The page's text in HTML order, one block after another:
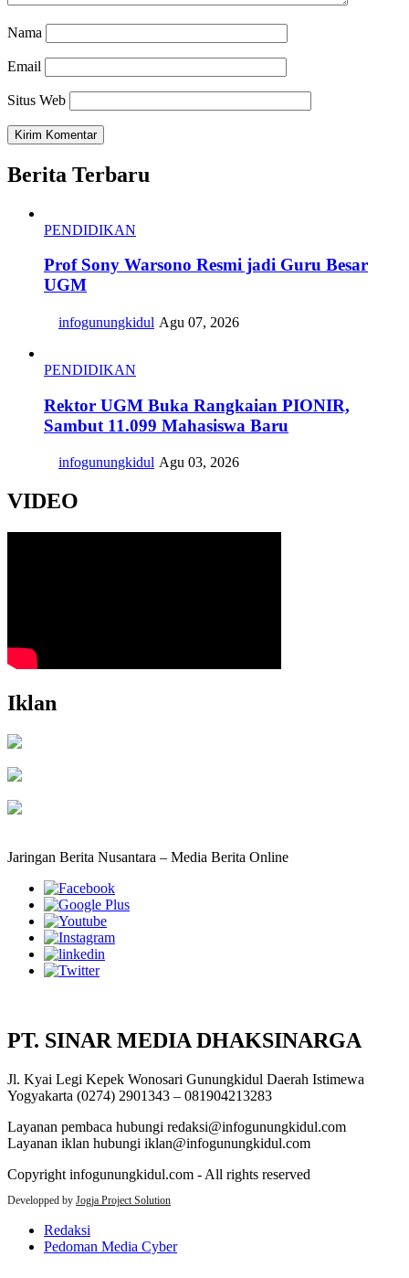
Nama
Email
Situs Web
Berita Terbaru
PENDIDIKAN
Prof Sony Warsono Resmi jadi Guru Besar
UGM
infogunungkidul Agu 07, 2026
PENDIDIKAN
Rektor UGM Buka Rangkaian PIONIR,
Sambut 11.099 Mahasiswa Baru
infogunungkidul Agu 03, 2026
VIDEO
Iklan
Jaringan Berita Nusantara – Media Berita Online
PT. SINAR MEDIA DHAKSINARGA
Jl. Kyai Legi Kepek Wonosari Gunungkidul Daerah Istimewa
Yogyakarta (0274) 2901343 – 081904213283
Layanan pembaca hubungi redaksi@infogunungkidul.com
Layanan iklan hubungi iklan@infogunungkidul.com
Copyright infogunungkidul.com - All rights reserved
Developped by Jogja Project Solution
Redaksi
Pedoman Media Cyber